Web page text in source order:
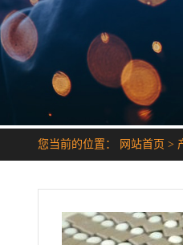
您当前的位置： 网站首页 >